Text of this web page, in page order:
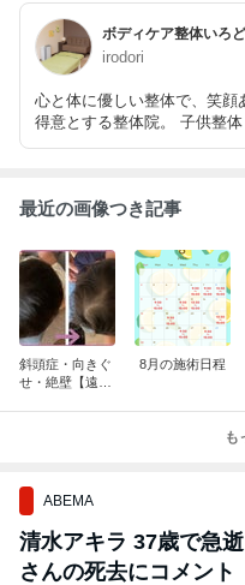
ボディケア整体いろ
irodori
心と体に優しい整体で、笑顔
得意とする整体院。 子供整
最近の画像つき記事
斜頭症・向きぐ
せ・絶壁【遠隔
8月の施術日程
も
ABEMA
清水アキラ 37歳で急
さんの死去にコメント